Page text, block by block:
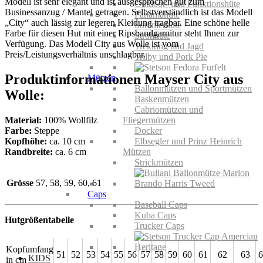
Outdoor- und Funktionshüte
Panamahüte
Sommerhüte
Strohhüte
Trekking und Jagd
Trilby und Pork Pie
Mützen
Ballonmützen und Sportmützen
Baskenmützen
Cabriomützen und
Fliegermützen
Docker
Elbsegler und Prinz Heinrich
Mützen
Strickmützen
Caps
Baseball Caps
Kuba Caps
Trucker Caps
KIDS
Businessanzug / Mantel getragen. Selbstverständlich ist das Modell
„City“ auch lässig zur legeren Kleidung tragbar. Eine schöne helle
Farbe für diesen Hut mit einer Ripsbandgarnitur steht Ihnen zur
Verfügung. Das Modell City aus Wolle ist vom
Preis/Leistungsverhältnis unschlagbar.
Produktinformationen Mayser City aus
Wolle:
Material: 100% Wollfilz
Farbe: Steppe
Kopfhöhe: ca. 10 cm
Randbreite: ca. 6 cm
Grösse 57, 58, 59, 60, 61
Hutgrößentabelle
Kopfumfang
in cm
51 52 53 54 55 56 57 58 59 60 61 62 63